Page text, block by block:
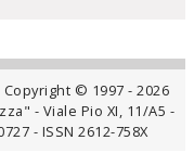
© 1997 - 2026
- Viale Pio XI, 11/A5 -
- ISSN 2612-758X